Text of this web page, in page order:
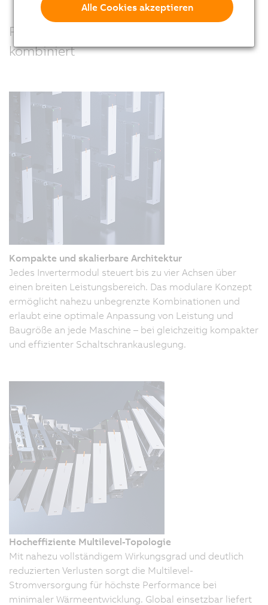
Präzision, Kraft und Leistung – perfekt
kombiniert
Kompakte und skalierbare Architektur
Jedes Invertermodul steuert bis zu vier Achsen über
einen breiten Leistungsbereich. Das modulare Konzept
ermöglicht nahezu unbegrenzte Kombinationen und
erlaubt eine optimale Anpassung von Leistung und
Baugröße an jede Maschine – bei gleichzeitig kompakter
und effizienter Schaltschrankauslegung.
Hocheffiziente Multilevel-Topologie
Mit nahezu vollständigem Wirkungsgrad und deutlich
reduzierten Verlusten sorgt die Multilevel-
Stromversorgung für höchste Performance bei
minimaler Wärmeentwicklung. Global einsetzbar liefert
Alle Cookies akzeptieren